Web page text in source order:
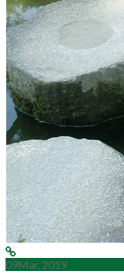
09Mar, 2019